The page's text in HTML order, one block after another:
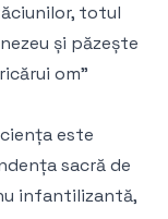
totul
și păzește
om”
este
sacră de
infantilizantă,